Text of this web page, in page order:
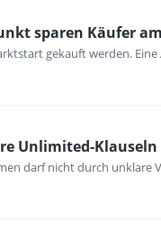
sparen Käufer
gekauft werden.
Unlimited-
darf nicht durch unklare